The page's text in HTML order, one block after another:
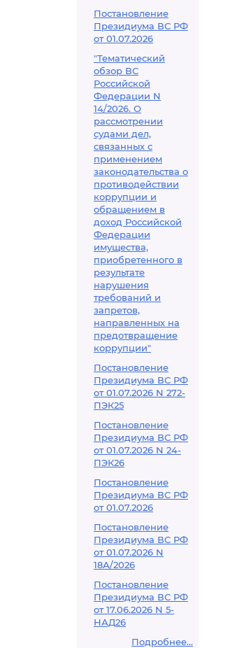
Постановление
Президиума ВС РФ
от 01.07.2026
"Тематический
обзор ВС
Российской
Федерации N
14/2026. О
рассмотрении
судами дел,
связанных с
применением
законодательства о
противодействии
коррупции и
обращением в
доход Российской
Федерации
имущества,
приобретенного в
результате
нарушения
требований и
запретов,
направленных на
предотвращение
коррупции"
Постановление
Президиума ВС РФ
от 01.07.2026 N 272-
ПЭК25
Постановление
Президиума ВС РФ
от 01.07.2026 N 24-
ПЭК26
Постановление
Президиума ВС РФ
от 01.07.2026
Постановление
Президиума ВС РФ
от 01.07.2026 N
18А/2026
Постановление
Президиума ВС РФ
от 17.06.2026 N 5-
НАД26
Подробнее...